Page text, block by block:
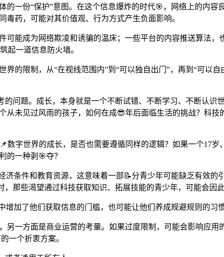
一份“保护”意图。在这个信息爆炸的时代🎯，网络上的内容
药，可能对其价值观、行为方式产生负面影响。
能成为网络欺凌和诱骗的温床；一些平台的内容推送算法，
起一道信息防火墙。
的限制，从“在视线范围内”到“可以独自出门”，再到“可以
问题。成长，本身就是一个不断试错、不断学习、不断认识
未见过风雨的孩子，如何在成😎年后面临生活的挑战？科技
字世界的成长，是否也需要遵循同样的逻辑？如果一个17岁
的一种剥🎯夺？
条件和教育资源，这意味着一部📝分青少年可能缺乏有效的
那些渴望通过科技获取知识、拓展技能的青少年，可能会因
加了他们获取信息的门槛，也可能让他们养成规避规则的习惯
一方面是商业运营的考量。如果过度限制，可能会影响应用
一个折衷方案。